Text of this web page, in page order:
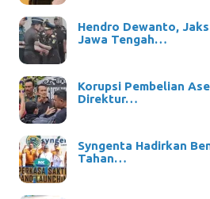
Hendro Dewanto,
Jawa Tengah…
Korupsi Pembelian
Direktur…
Syngenta Hadirkan
Tahan…